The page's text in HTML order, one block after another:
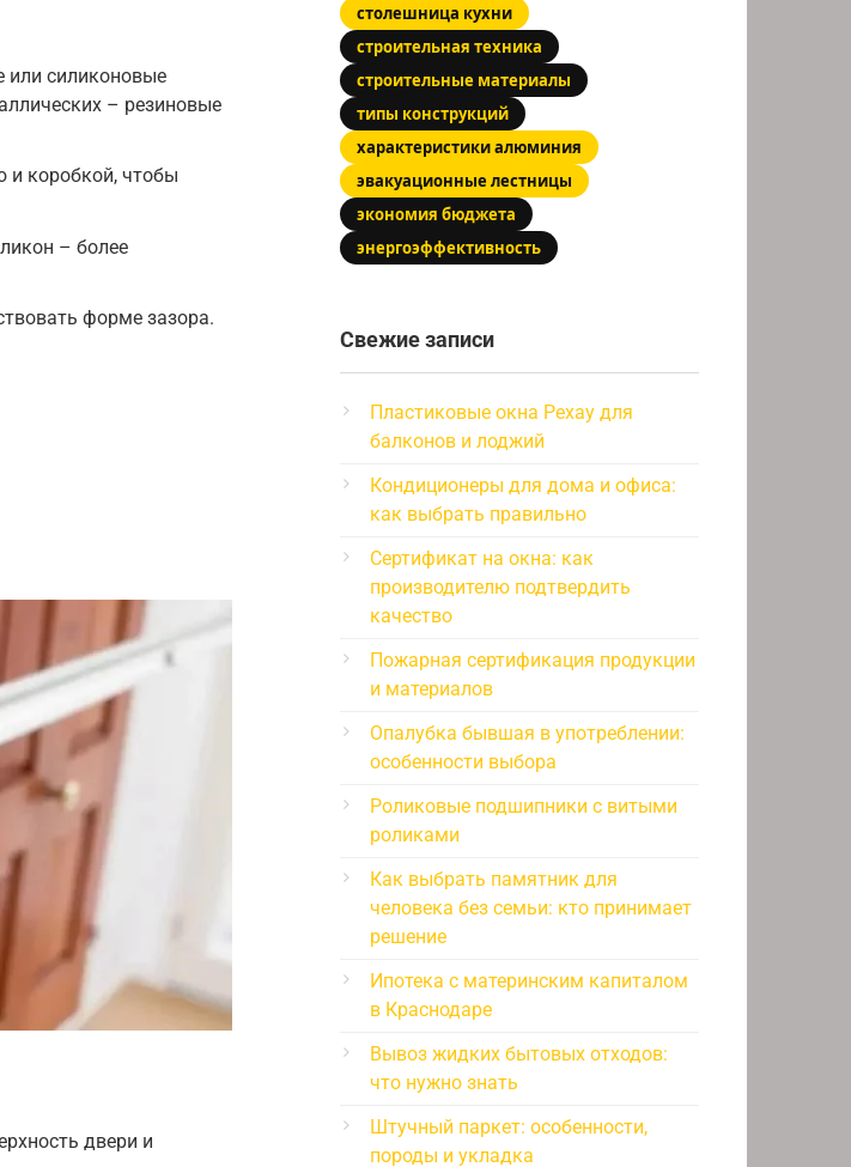
или силиконовые
– резиновые
и коробкой, чтобы
– более
форме зазора.
двери и
столешница кухни
строительная техника
строительные материалы
типы конструкций
характеристики алюминия
эвакуационные лестницы
экономия бюджета
энергоэффективность
Свежие записи
Пластиковые окна Рехау для
балконов и лоджий
Кондиционеры для дома и офиса:
как выбрать правильно
Сертификат на окна: как
производителю подтвердить
качество
Пожарная сертификация продукции
и материалов
Опалубка бывшая в употреблении:
особенности выбора
Роликовые подшипники с витыми
роликами
Как выбрать памятник для
человека без семьи: кто принимает
решение
Ипотека с материнским капиталом
в Краснодаре
Вывоз жидких бытовых отходов:
что нужно знать
Штучный паркет: особенности,
породы и укладка